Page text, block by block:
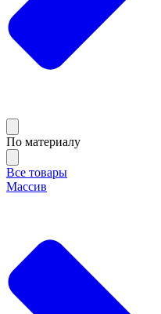
По материалу
Все товары
Массив